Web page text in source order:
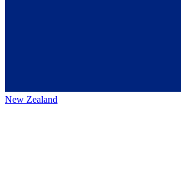
New Zealand